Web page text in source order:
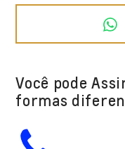
Você pode
formas